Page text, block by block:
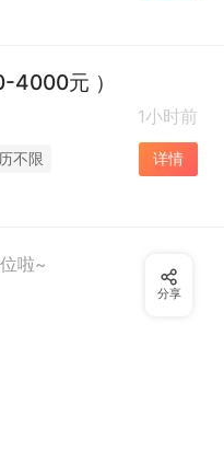
4000元 ）
1小时前
不限 详情
啦~
分享